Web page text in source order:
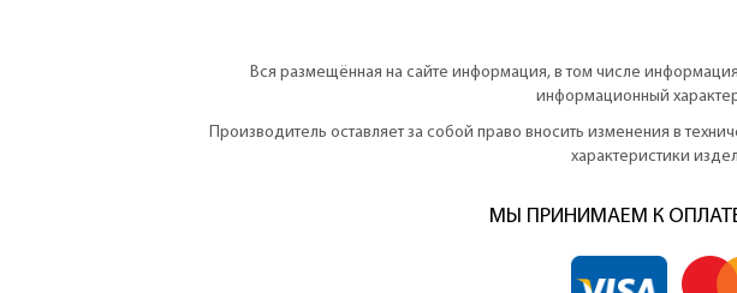
Вся размещённая на сайте информация, в том числе
информационный
Производитель оставляет за собой право вносить изменения в
характеристики
МЫ ПРИНИМАЕМ К